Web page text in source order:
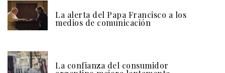
La alerta del Papa Francisco a los
medios de comunicación
La confianza del consumidor